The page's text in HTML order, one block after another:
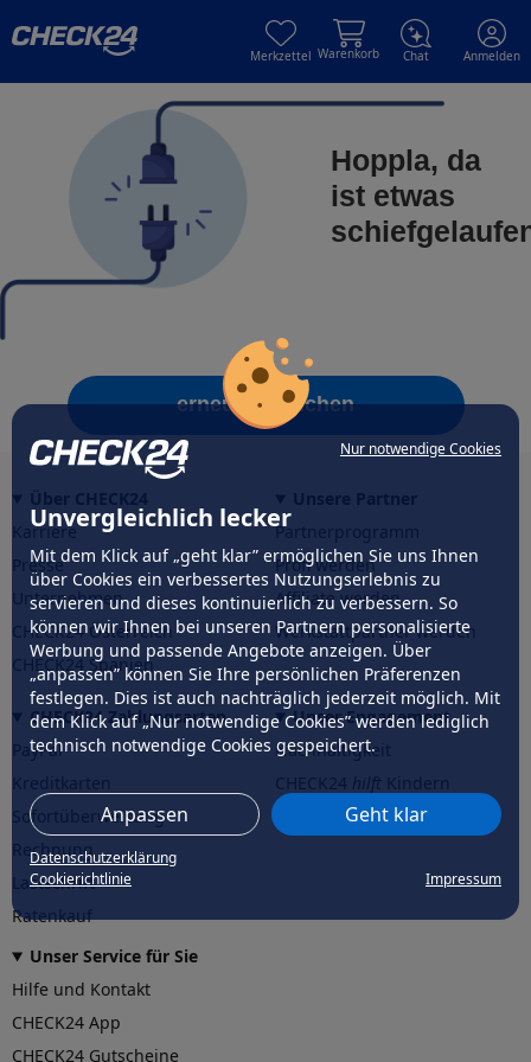
Nur notwendige Cookies
Unvergleichlich lecker
Mit dem Klick auf „geht klar” ermöglichen Sie uns Ihnen
über Cookies ein verbessertes Nutzungserlebnis zu
servieren und dieses kontinuierlich zu verbessern. So
können wir Ihnen bei unseren Partnern personalisierte
Werbung und passende Angebote anzeigen. Über
„anpassen” können Sie Ihre persönlichen Präferenzen
festlegen. Dies ist auch nachträglich jederzeit möglich. Mit
dem Klick auf „Nur notwendige Cookies” werden lediglich
technisch notwendige Cookies gespeichert.
Anpassen Geht klar
Datenschutzerklärung
Cookierichtlinie
Impressum
Merkzettel Warenkorb Chat Anmelden
Hoppla, da
ist etwas
erneut versuchen
Karriere
Presse
Unternehmen
CHECK24 Österreich
CHECK24 Spanien
Partnerprogramm
Profi werden
Affiliate werden
Werkstattpartner werden
CHECK24 Zahlungsarten
PayPal
Sofortüberweisung
Rechnung
Lastschrift
Ratenkauf
Unser Engagement
Nachhaltigkeit
CHECK24hilftder Natur
Unser Service für Sie
Hilfe und Kontakt
CHECK24 App
CHECK24 Gutscheine